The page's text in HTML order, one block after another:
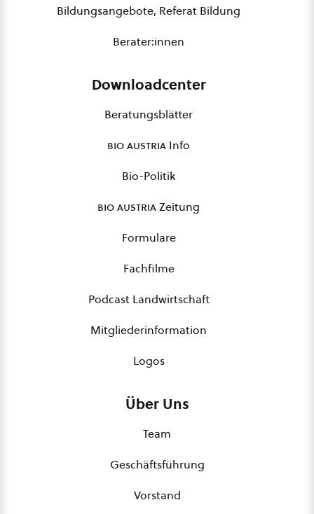
Bildungsangebote, Referat Bildung
Berater:innen
Downloadcenter
Beratungsblätter
bio austria Info
Bio-Politik
bio austriaZeitung
Formulare
Fachfilme
Podcast Landwirtschaft
Mitgliederinformation
Logos
Über Uns
Team
Geschäftsführung
Vorstand